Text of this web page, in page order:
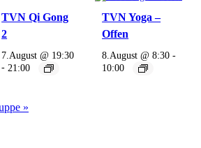
TVN Qi Gong
2
7.August @ 19:30
- 21:00
TVN Yoga –
Offen
8.August @ 8:30 -
10:00
»